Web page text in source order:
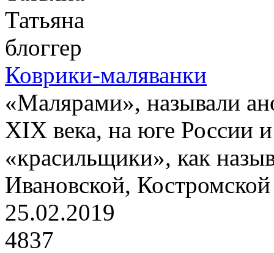
Татьяна
блоггер
Коврики-маляванки
«Малярами», называли
XIX века, на юге России
«красильщики», как
Ивановской,
25.02.2019
4837